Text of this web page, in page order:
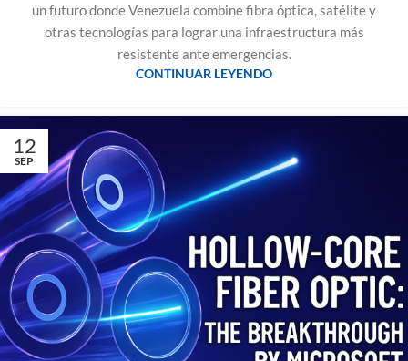
un futuro donde Venezuela combine fibra óptica, satélite y
otras tecnologías para lograr una infraestructura más
resistente ante emergencias.
CONTINUAR LEYENDO
12
SEP